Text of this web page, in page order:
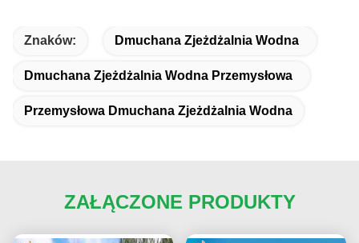
Znaków: Dmuchana Zjeżdżalnia Wodna
Dmuchana Zjeżdżalnia Wodna Przemysłowa
Przemysłowa Dmuchana Zjeżdżalnia Wodna
ZAŁĄCZONE PRODUKTY